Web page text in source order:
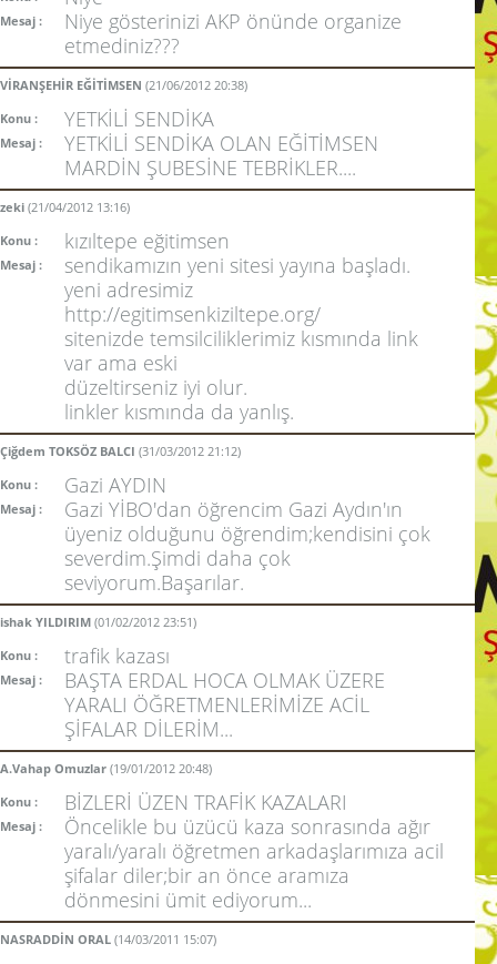
Mesaj :
Niye gösterinizi AKP önünde organize
etmediniz???
VİRANŞEHİR EĞİTİMSEN (21/06/2012 20:38)
Konu :
YETKİLİ SENDİKA
Mesaj :
YETKİLİ SENDİKA OLAN EĞİTİMSEN
MARDİN ŞUBESİNE TEBRİKLER....
zeki (21/04/2012 13:16)
Konu :
kızıltepe eğitimsen
Mesaj :
sendikamızın yeni sitesi yayına başladı.
yeni adresimiz
http://egitimsenkiziltepe.org/
sitenizde temsilciliklerimiz kısmında link
var ama eski
düzeltirseniz iyi olur.
linkler kısmında da yanlış.
Çiğdem TOKSÖZ BALCI (31/03/2012 21:12)
Konu :
Gazi AYDIN
Mesaj :
Gazi YİBO'dan öğrencim Gazi Aydın'ın
üyeniz olduğunu öğrendim;kendisini çok
severdim.Şimdi daha çok
seviyorum.Başarılar.
ishak YILDIRIM (01/02/2012 23:51)
Konu :
trafik kazası
Mesaj :
BAŞTA ERDAL HOCA OLMAK ÜZERE
YARALI ÖĞRETMENLERİMİZE ACİL
ŞİFALAR DİLERİM...
A.Vahap Omuzlar (19/01/2012 20:48)
Konu :
BİZLERİ ÜZEN TRAFİK KAZALARI
Mesaj :
Öncelikle bu üzücü kaza sonrasında ağır
yaralı/yaralı öğretmen arkadaşlarımıza acil
şifalar diler;bir an önce aramıza
dönmesini ümit ediyorum...
NASRADDİN ORAL (14/03/2011 15:07)